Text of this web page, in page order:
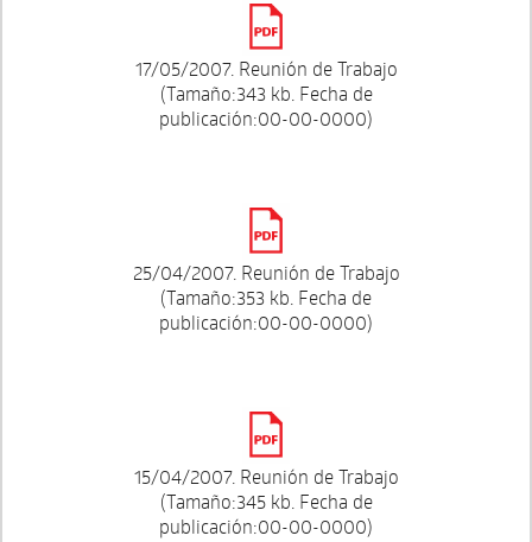
17/05/2007. Reunión de Trabajo
(Tamaño:343 kb. Fecha de
publicación:00-00-0000)
25/04/2007. Reunión de Trabajo
(Tamaño:353 kb. Fecha de
publicación:00-00-0000)
15/04/2007. Reunión de Trabajo
(Tamaño:345 kb. Fecha de
publicación:00-00-0000)